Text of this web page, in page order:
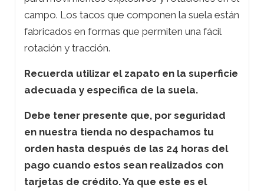
campo. Los tacos que componen la suela están
fabricados en formas que permiten una fácil
rotación y tracción.
Recuerda utilizar el zapato en la superficie
adecuada y especifica de la suela.
Debe tener presente que, por seguridad
en nuestra tienda no despachamos tu
orden hasta después de las 24 horas del
pago cuando estos sean realizados con
tarjetas de crédito. Ya que este es el